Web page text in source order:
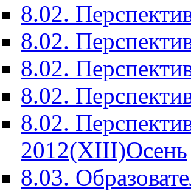
8.02.
8.02.
8.02.
8.02.
8.02.
2012(XIII)Осень
8.03.